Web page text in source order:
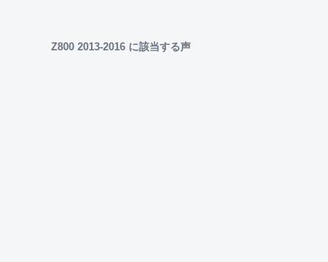
Z800 2013-2016 に該当する声